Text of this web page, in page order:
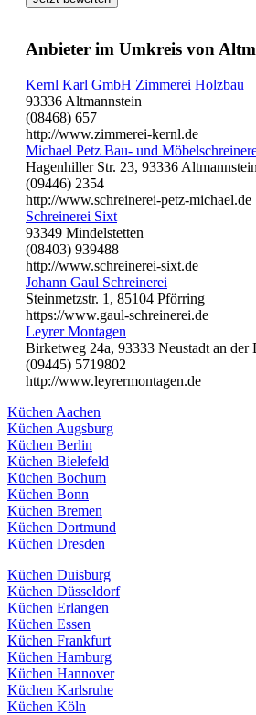
Anbieter im Umkreis von
Kernl Karl GmbH Zimmerei Holzbau
93336 Altmannstein
(08468) 657
http://www.zimmerei-kernl.de
Michael Petz Bau- und
Hagenhiller Str. 23, 93336 Altmannstein
(09446) 2354
http://www.schreinerei-petz-michael.de
Schreinerei Sixt
93349 Mindelstetten
(08403) 939488
http://www.schreinerei-sixt.de
Johann Gaul Schreinerei
Steinmetzstr. 1, 85104 Pförring
https://www.gaul-schreinerei.de
Leyrer Montagen
Birketweg 24a, 93333 Neustadt an der
(09445) 5719802
http://www.leyrermontagen.de
Küchen Aachen
Küchen Augsburg
Küchen Berlin
Küchen Bielefeld
Küchen Bochum
Küchen Bonn
Küchen Bremen
Küchen Dortmund
Küchen Dresden
Küchen Duisburg
Küchen Düsseldorf
Küchen Erlangen
Küchen Essen
Küchen Frankfurt
Küchen Hamburg
Küchen Hannover
Küchen Karlsruhe
Küchen Köln